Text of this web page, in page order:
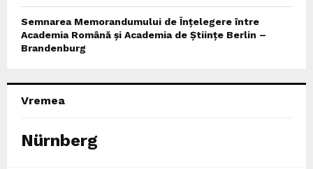
Semnarea Memorandumului de Înțelegere între
Academia Română și Academia de Științe Berlin –
Brandenburg
Vremea
Nürnberg